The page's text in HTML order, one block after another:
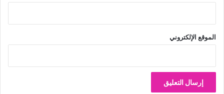
الموقع الإلكتروني